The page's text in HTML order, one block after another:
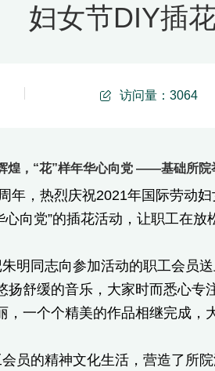
妇女节DIY插
访问量： 3064
煌，“花”样年华心向党 ——基础所院
年，热烈庆祝2021年国际劳动
心向党”的插花活动，让职工在
明同志向参加活动的职工会员
扬舒缓的音乐，大家时而悉心
一个个精美的作品相继完成，
员的精神文化生活，营造了所